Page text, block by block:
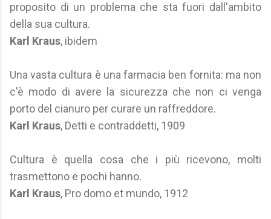
proposito di un problema che sta fuori dall'ambito
della sua cultura.
Karl Kraus, ibidem
Una vasta cultura è una farmacia ben fornita: ma non
c'è modo di avere la sicurezza che non ci venga
porto del cianuro per curare un raffreddore.
Karl Kraus, Detti e contraddetti, 1909
Cultura è quella cosa che i più ricevono, molti
trasmettono e pochi hanno.
Karl Kraus, Pro domo et mundo, 1912